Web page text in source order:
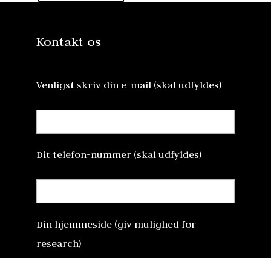
Kontakt os
Venligst skriv din e-mail (skal udfyldes)
Dit telefon-nummer (skal udfyldes)
Din hjemmeside (giv mulighed for
research)